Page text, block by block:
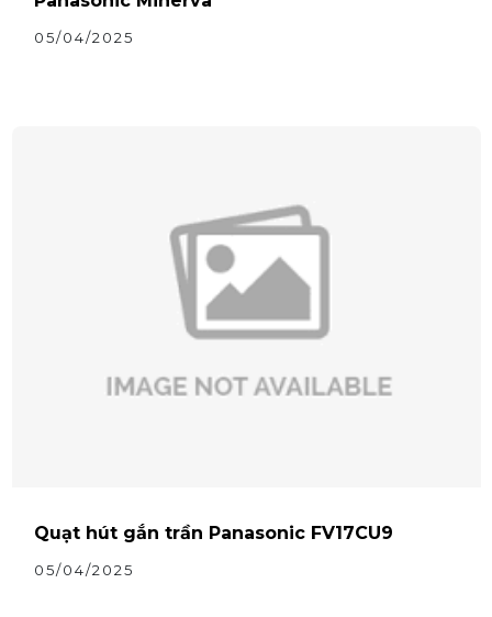
05/04/2025
Quạt hút gắn trần Panasonic FV17CU9
05/04/2025